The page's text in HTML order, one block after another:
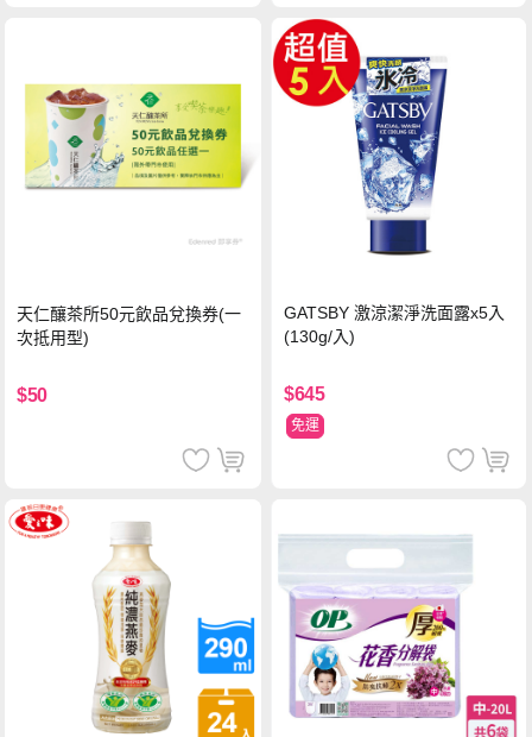
天仁釀茶所50元飲品兌換券(一
次抵用型)
$50
GATSBY 激涼潔淨洗面露x5入
(130g/入)
$645
免運